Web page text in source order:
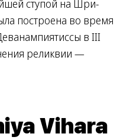
ступой на Шри-
построена во время
в III
реликвии —
Vihara